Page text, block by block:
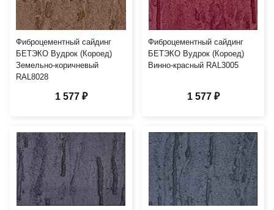
Фиброцементный сайдинг
БЕТЭКО Вудрок (Короед)
Земельно-коричневый
RAL8028
1 577 ₽
Фиброцементный сайдинг
БЕТЭКО Вудрок (Короед)
Винно-красный RAL3005
1 577 ₽